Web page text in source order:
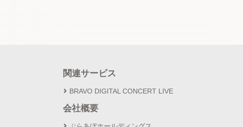
関連サービス
BRAVO DIGITAL CONCERT LIVE
会社概要